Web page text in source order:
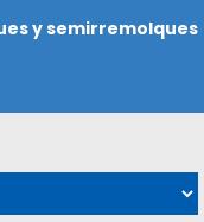
y semirremolques